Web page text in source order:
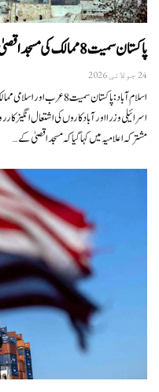
پاکستان سمیت 8 ممالک کی مسجد اقصیٰ میں اسرائیلی کارروائیوں کی شدید مذمت
24 جولائی 2026
اسلام آباد: پاکستان
مشترکہ اعلامیہ میں کہا گیا کہ مسجد اقصیٰ کے…